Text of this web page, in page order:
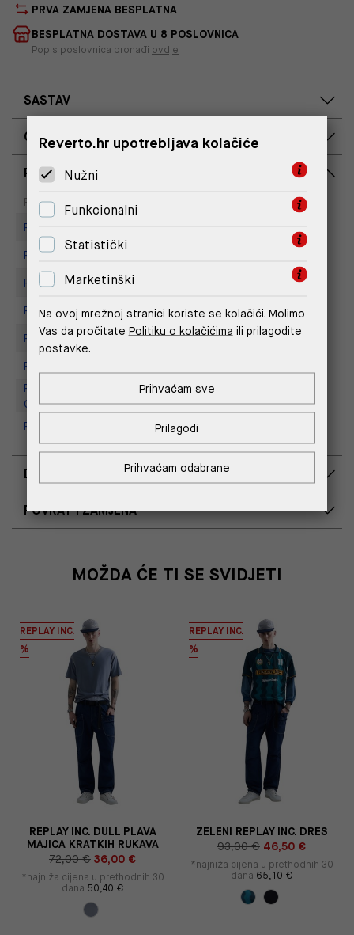
PRVA ZAMJENA BESPLATNA
BESPLATNA DOSTAVA U 8 POSLOVNICA
Popis poslovnica pronađi ovdje
SASTAV
OPIS PROIZVODA
RASPOLOŽIVOST PO POSLOVNICAMA
Poslovnica
Na upit
Replay store, Arena centar
Replay Store, Mall of Split
Replay store, Tower Centar
Replay Store, City Center One
Replay Store, Joker Centar
Replay Store, Supernova Zadar
Replay Outlet Store, Designer
Outlet Croatia
Replay Outlet Store, Split
DOSTAVA
POVRAT I ZAMJENA
MOŽDA ĆE TI SE SVIDJETI
REPLAY INC.
%
REPLAY INC. DULL PLAVA
MAJICA KRATKIH RUKAVA
72,00 € 36,00 €
*najniža cijena u prethodnih 30
dana 50,40 €
REPLAY INC.
%
ZELENI REPLAY INC. DRES
93,00 € 46,50 €
*najniža cijena u prethodnih 30
dana 65,10 €
Reverto.hr upotrebljava kolačiće
Nužni
Funkcionalni
Statistički
Marketinški
Na ovoj mrežnoj stranici koriste se kolačići. Molimo
Vas da pročitate Politiku o kolačićima ili prilagodite
postavke.
Prihvaćam odabrane
Prilagodi
Prihvaćam sve